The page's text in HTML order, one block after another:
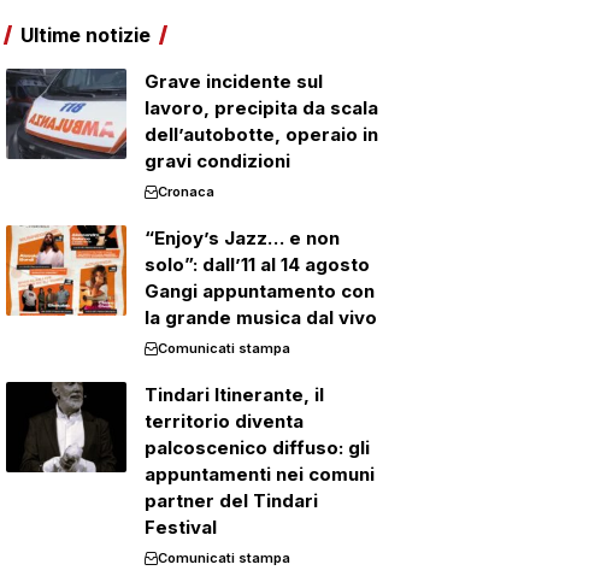
Ultime notizie
Grave incidente sul
lavoro, precipita da scala
dell’autobotte, operaio in
gravi condizioni
Cronaca
“Enjoy’s Jazz… e non
solo”: dall’11 al 14 agosto
Gangi appuntamento con
la grande musica dal vivo
Comunicati stampa
Tindari Itinerante, il
territorio diventa
palcoscenico diffuso: gli
appuntamenti nei comuni
partner del Tindari
Festival
Comunicati stampa